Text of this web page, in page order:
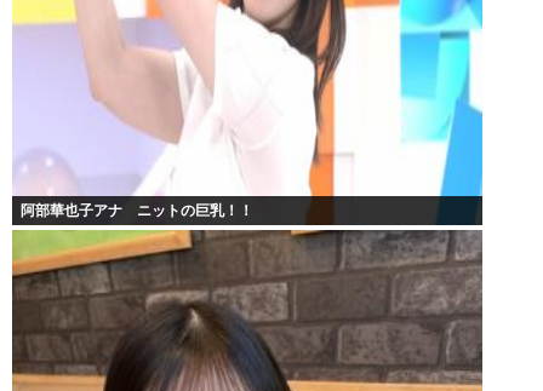
阿部華也子アナ ニットの巨乳！！